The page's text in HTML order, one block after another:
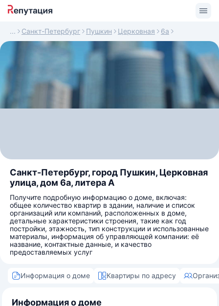
Санкт-Петербург Пушкин Церковная 6а
Санкт-Петербург, город Пушкин, Церковная
улица, дом 6а, литера А
Получите подробную информацию о доме, включая:
общее количество квартир в здании, наличие и список
организаций или компаний, расположенных в доме,
детальные характеристики строения, такие как год
постройки, этажность, тип конструкции и использованные
материалы, информация об управляющей компании: её
название, контактные данные, и качество
предоставляемых услуг
Информация о доме Квартиры по адресу
Информация о доме